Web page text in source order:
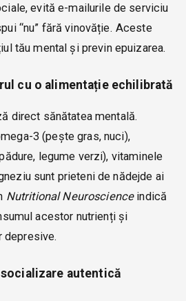
evită e-mailurile de serviciu
“nu” fără vinovăție. Aceste
tău mental și previn epuizarea.
cu o alimentație echilibrată
direct sănătatea mentală.
3 (pește gras, nuci),
legume verzi), vitaminele
sunt prieteni de nădejde ai
Nutritional Neuroscienceindică
acestor nutrienți și
depresive.
autentică